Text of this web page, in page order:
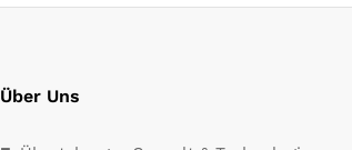
Über Uns